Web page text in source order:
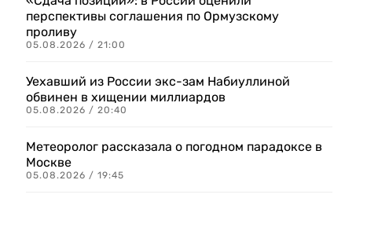
перспективы соглашения по Ормузскому
проливу
05.08.2026 / 21:00
Уехавший из России экс-зам Набиуллиной
обвинен в хищении миллиардов
05.08.2026 / 20:40
Метеоролог рассказала о погодном парадоксе в
Москве
05.08.2026 / 19:45